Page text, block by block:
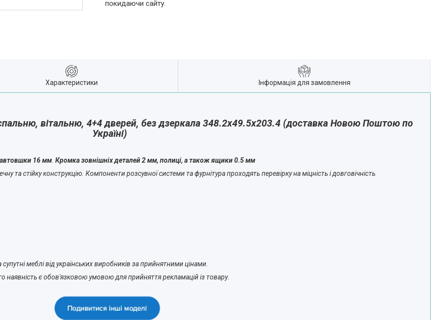
покидаючи сайту.
Характеристики Інформація для замовлення
вітальню, 4+4 дверей, без дзеркала 348.2х49.5х203.4 (доставка Новою Поштою по
Україні)
16 мм Кромка зовнішніх деталей 2 мм, полиці, а також ящики 0.5 мм
та стійку конструкцію. Компоненти розсувної системи та фурнітура проходять перевірку на міцність і довговічність
меблі від українських виробників за прийнятними цінами.
є обов'язковою умовою для прийняття рекламацій із товару.